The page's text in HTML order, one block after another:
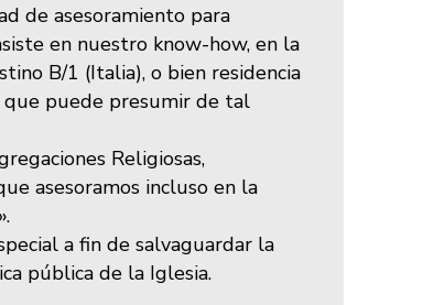
de asesoramiento para
en nuestro know-how, en la
B/1 (Italia), o bien residencia
que puede presumir de tal
Religiosas,
asesoramos incluso en la
a fin de salvaguardar la
pública de la Iglesia.